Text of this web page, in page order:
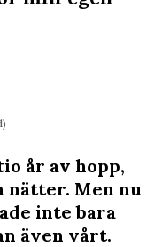
år av hopp,
nätter. Men nu
inte bara
även vårt.